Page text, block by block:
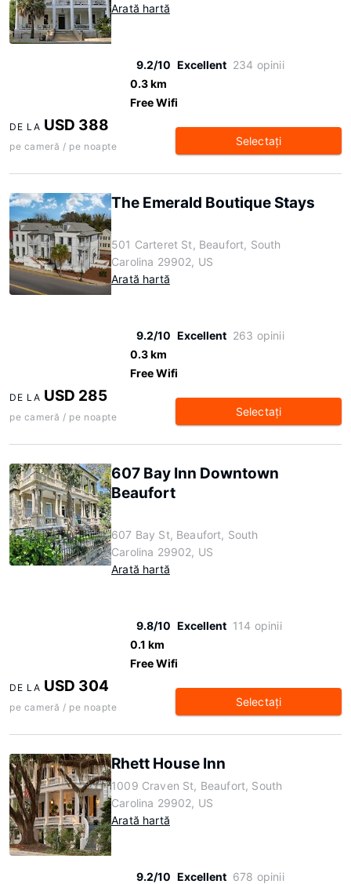
Arată hartă
9.2/10 Excellent 234 opinii
0.3 km
Free Wifi
DE LA USD 388
pe cameră / pe noapte Selectaţi
The Emerald Boutique Stays
501 Carteret St, Beaufort, South
Carolina 29902, US
Arată hartă
9.2/10 Excellent 263 opinii
0.3 km
Free Wifi
DE LA USD 285
pe cameră / pe noapte Selectaţi
607 Bay Inn Downtown
Beaufort
607 Bay St, Beaufort, South
Carolina 29902, US
Arată hartă
9.8/10 Excellent 114 opinii
0.1 km
Free Wifi
DE LA USD 304
pe cameră / pe noapte Selectaţi
Rhett House Inn
1009 Craven St, Beaufort, South
Carolina 29902, US
Arată hartă
9.2/10 Excellent 678 opinii